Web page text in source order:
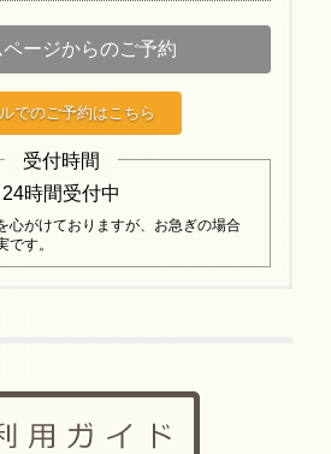
ージからのご予約
でのご予約はこちら
受付時間
24時間受付中
心がけておりますが、お急ぎの場合
です。